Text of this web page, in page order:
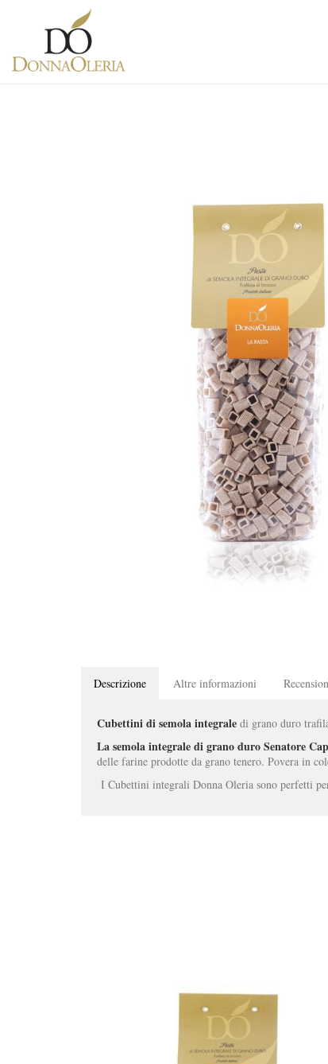
Descrizione Altre informazioni
Cubettini di semola integrale di grano duro
La semola integrale di grano duro Senatore
delle farine prodotte da grano tenero. Povera in
I Cubettini integrali Donna Oleria sono perfetti